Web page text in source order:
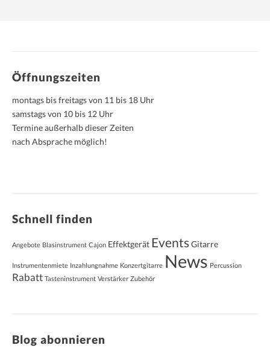
Öffnungszeiten
montags bis freitags von 11 bis 18 Uhr
samstags von 10 bis 12 Uhr
Termine außerhalb dieser Zeiten
nach Absprache möglich!
Schnell finden
Angebote Blasinstrument Cajon Effektgerät EventsGitarre
Instrumentenmiete Inzahlungnahme Konzertgitarre News Percussion
Rabatt Tasteninstrument Verstärker Zubehör
Blog abonnieren